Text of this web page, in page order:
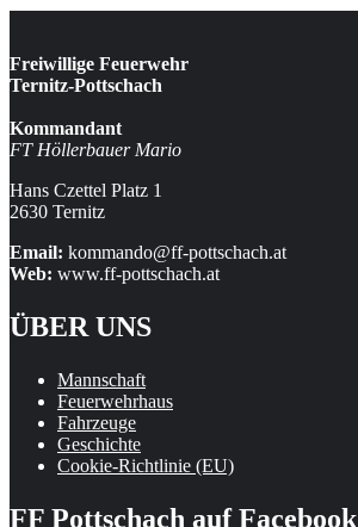
Freiwillige Feuerwehr
Ternitz-Pottschach
Kommandant
FT Höllerbauer Mario
Hans Czettel Platz 1
2630 Ternitz
Email: kommando@ff-pottschach.at
Web: www.ff-pottschach.at
ÜBER UNS
Mannschaft
Feuerwehrhaus
Fahrzeuge
Geschichte
Cookie-Richtlinie (EU)
FF Pottschach auf Facebook